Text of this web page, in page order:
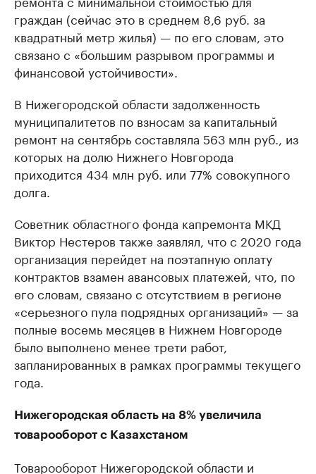
граждан (сейчас это в среднем 8,6 руб. за
квадратный метр жилья) — по его словам, это
связано с «большим разрывом программы и
финансовой устойчивости».
В Нижегородской области задолженность
муниципалитетов по взносам за капитальный
ремонт на сентябрь составляла 563 млн руб., из
которых на долю Нижнего Новгорода
приходится 434 млн руб. или 77% совокупного
долга.
Советник областного фонда капремонта МКД
Виктор Нестеров также заявлял, что с 2020 года
организация перейдет на поэтапную оплату
контрактов взамен авансовых платежей, что, по
его словам, связано с отсутствием в регионе
«серьезного пула подрядных организаций» — за
полные восемь месяцев в Нижнем Новгороде
было выполнено менее трети работ,
запланированных в рамках программы текущего
года.
Нижегородская область на 8% увеличила
товарооборот с Казахстаном
Товарооборот Нижегородской области и